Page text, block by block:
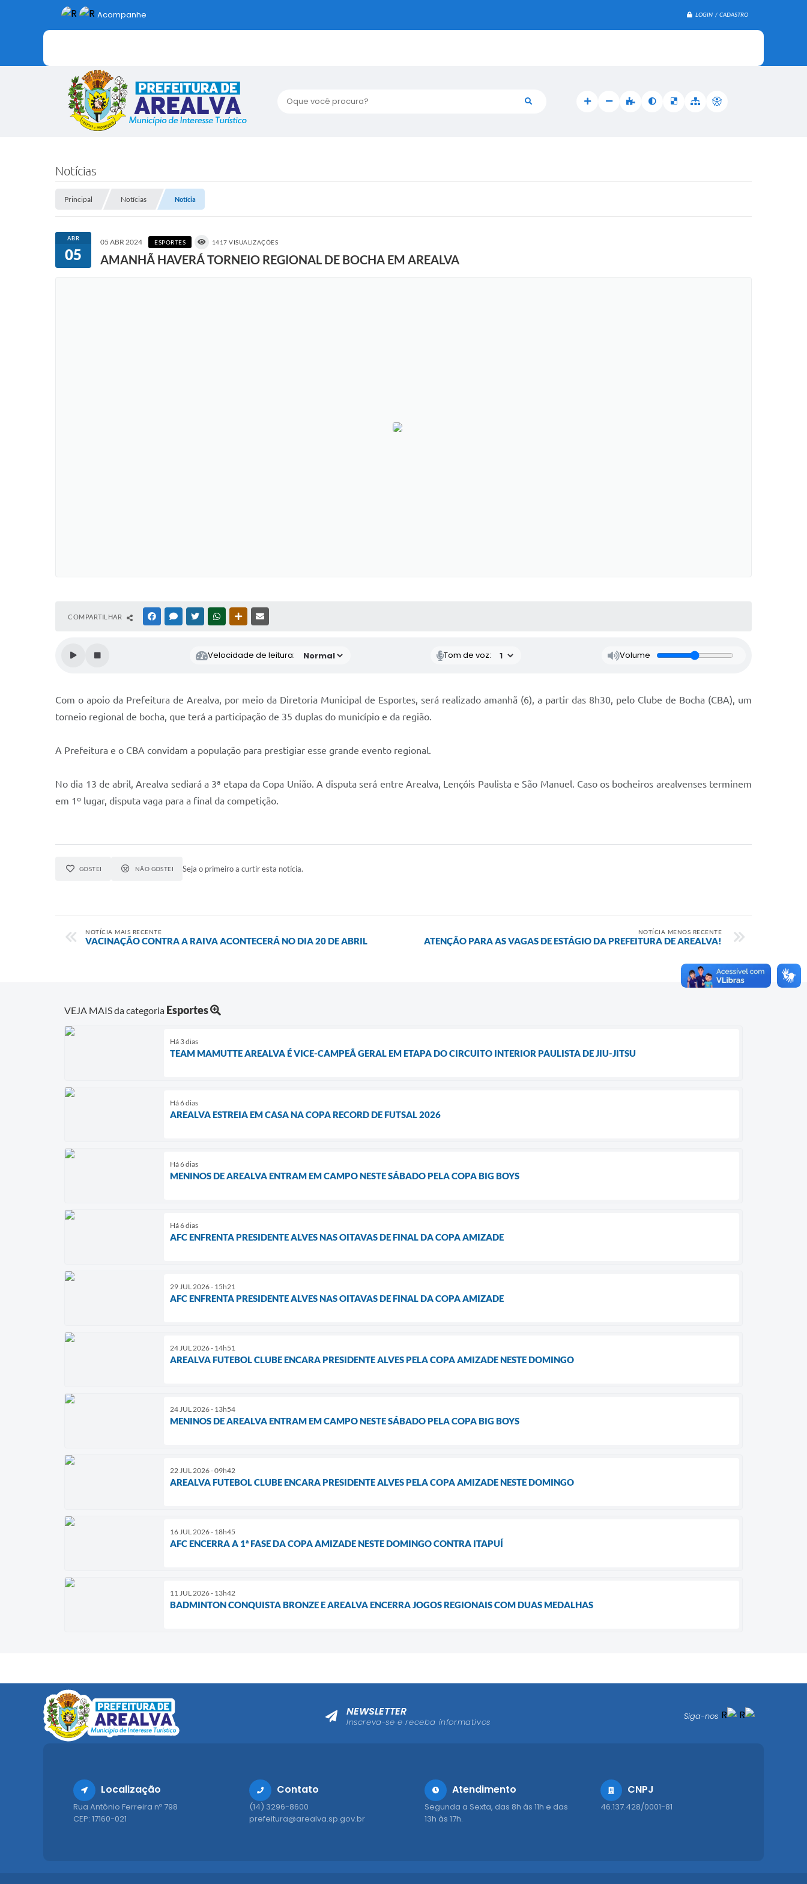
LOGIN / CADASTRO
Oque você procura?
Acompanhe
Notícias
Principal Notícias Notícia
ABR
05
05 ABR 2024 ESPORTES 1417 VISUALIZAÇÕES
AMANHÃ HAVERÁ TORNEIO REGIONAL DE BOCHA EM AREALVA
COMPARTILHAR FACEBOOKMESSENGER
TWITTERWHATSAPPOUTRAS MÍDIAS
Velocidade de leitura: Tom de voz: Volume
Com o apoio da Prefeitura de Arealva, por meio da Diretoria Municipal de Esportes, será realizado amanhã (6), a partir das 8h30, pelo Clube de Bocha (CBA), um
torneio regional de bocha, que terá a participação de 35 duplas do município e da região.
A Prefeitura e o CBA convidam a população para prestigiar esse grande evento regional.
No dia 13 de abril, Arealva sediará a 3ª etapa da Copa União. A disputa será entre Arealva, Lençóis Paulista e São Manuel. Caso os bocheiros arealvenses terminem
em 1º lugar, disputa vaga para a final da competição.
GOSTEI NÃO GOSTEI Seja o primeiro a curtir esta notícia.
NOTÍCIA MAIS RECENTE
VACINAÇÃO CONTRA A RAIVA ACONTECERÁ NO DIA 20 DE ABRIL
NOTÍCIA MENOS RECENTE
ATENÇÃO PARA AS VAGAS DE ESTÁGIO DA PREFEITURA DE AREALVA!
VEJA MAIS da categoria Esportes
Há 3 dias
TEAM MAMUTTE AREALVA É VICE-CAMPEÃ GERAL EM ETAPA DO CIRCUITO INTERIOR PAULISTA DE JIU-JITSU
Há 6 dias
AREALVA ESTREIA EM CASA NA COPA RECORD DE FUTSAL 2026
Há 6 dias
MENINOS DE AREALVA ENTRAM EM CAMPO NESTE SÁBADO PELA COPA BIG BOYS
Há 6 dias
AFC ENFRENTA PRESIDENTE ALVES NAS OITAVAS DE FINAL DA COPA AMIZADE
29 JUL 2026 - 15h21
AFC ENFRENTA PRESIDENTE ALVES NAS OITAVAS DE FINAL DA COPA AMIZADE
24 JUL 2026 - 14h51
AREALVA FUTEBOL CLUBE ENCARA PRESIDENTE ALVES PELA COPA AMIZADE NESTE DOMINGO
24 JUL 2026 - 13h54
MENINOS DE AREALVA ENTRAM EM CAMPO NESTE SÁBADO PELA COPA BIG BOYS
22 JUL 2026 - 09h42
AREALVA FUTEBOL CLUBE ENCARA PRESIDENTE ALVES PELA COPA AMIZADE NESTE DOMINGO
16 JUL 2026 - 18h45
AFC ENCERRA A 1ª FASE DA COPA AMIZADE NESTE DOMINGO CONTRA ITAPUÍ
11 JUL 2026 - 13h42
BADMINTON CONQUISTA BRONZE E AREALVA ENCERRA JOGOS REGIONAIS COM DUAS MEDALHAS
Siga-nos
Localização
Rua Antônio Ferreira nº 798
CEP: 17160-021
Contato
(14) 3296-8600
prefeitura@arealva.sp.gov.br
Atendimento
Segunda a Sexta, das 8h às 11h e das
13h às 17h.
CNPJ
46.137.428/0001-81
NEWSLETTER
Inscreva-se e receba informativos